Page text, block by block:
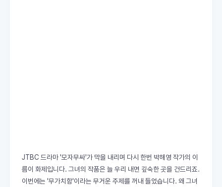
JTBC 드라마 '모자무싸'가 막을 내리며 다시 한번 박해영 작가의 이
름이 화제입니다. 그녀의 작품은 늘 우리 내면 깊숙한 곳을 건드리죠.
이번에는 '무가치함'이라는 무거운 주제를 꺼내 들었습니다. 왜 그녀